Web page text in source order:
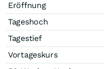
Eröffnung
Tageshoch
Tagestief
Vortageskurs